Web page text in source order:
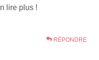
lire plus !
RÉPONDRE